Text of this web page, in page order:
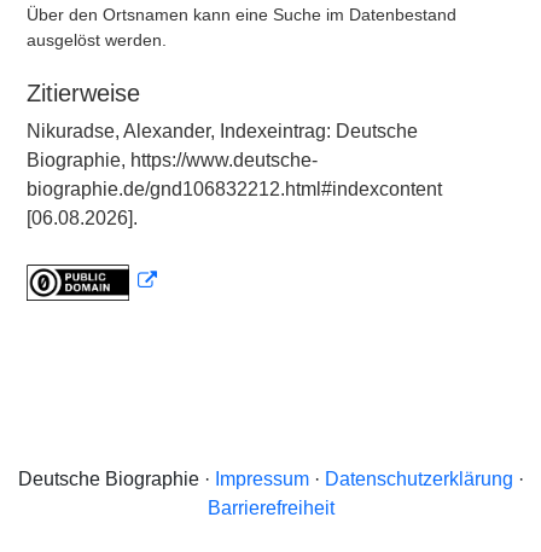
Über den Ortsnamen kann eine Suche im Datenbestand
ausgelöst werden.
Zitierweise
Nikuradse, Alexander, Indexeintrag: Deutsche
Biographie, https://www.deutsche-
biographie.de/gnd106832212.html#indexcontent
[06.08.2026].
Deutsche Biographie · Impressum· Datenschutzerklärung ·
Barrierefreiheit